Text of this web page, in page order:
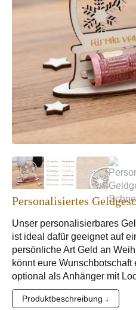
Personalisiertes
Unser personalisierbares
ist ideal dafür geeignet auf
persönliche Art Geld an
könnt eure
optional als Anhänger mit
Produktbeschreibung ↓